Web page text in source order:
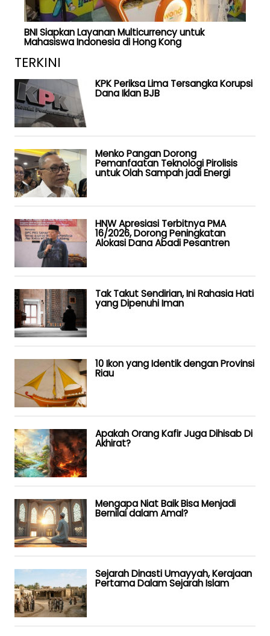
BNI Siapkan Layanan Multicurrency untuk
Mahasiswa Indonesia di Hong Kong
TERKINI
KPK Periksa Lima Tersangka Korupsi
Dana Iklan BJB
Menko Pangan Dorong
Pemanfaatan Teknologi Pirolisis
untuk Olah Sampah jadi Energi
HNW Apresiasi Terbitnya PMA
16/2026, Dorong Peningkatan
Alokasi Dana Abadi Pesantren
Tak Takut Sendirian, Ini Rahasia Hati
yang Dipenuhi Iman
10 Ikon yang Identik dengan Provinsi
Riau
Apakah Orang Kafir Juga Dihisab Di
Akhirat?
Mengapa Niat Baik Bisa Menjadi
Bernilai dalam Amal?
Sejarah Dinasti Umayyah, Kerajaan
Pertama Dalam Sejarah Islam